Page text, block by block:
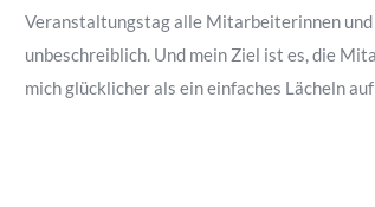
Veranstaltungstag alle Mitarbeiterinnen
unbeschreiblich. Und mein Ziel ist es, die
mich glücklicher als ein einfaches Lächeln